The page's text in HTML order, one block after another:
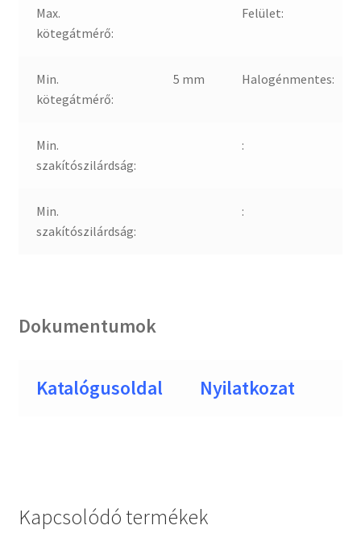
Max.
kötegátmérő:
Felület:
Min.
kötegátmérő:
5 mm Halogénmentes:
Min.
szakítószilárdság:
:
Min.
szakítószilárdság:
:
Dokumentumok
Katalógusoldal Nyilatkozat
Kapcsolódó termékek